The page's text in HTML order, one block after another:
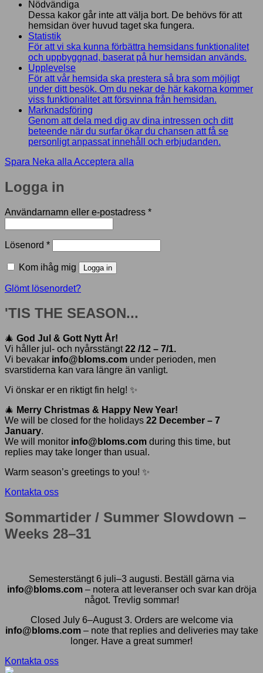
Nödvändiga
Dessa kakor går inte att välja bort. De behövs för att
hemsidan över huvud taget ska fungera.
Statistik
För att vi ska kunna förbättra hemsidans funktionalitet
och uppbyggnad, baserat på hur hemsidan används.
Upplevelse
För att vår hemsida ska prestera så bra som möjligt
under ditt besök. Om du nekar de här kakorna kommer
viss funktionalitet att försvinna från hemsidan.
Marknadsföring
Genom att dela med dig av dina intressen och ditt
beteende när du surfar ökar du chansen att få se
personligt anpassat innehåll och erbjudanden.
Spara Neka alla Acceptera alla
Logga in
Användarnamn eller e-postadress *Obligatoriskt
Lösenord *Obligatoriskt
Kom ihåg mig Logga in
Glömt lösenordet?
'TIS THE SEASON...
🎄 God Jul & Gott Nytt År!
Vi håller jul- och nyårsstängt22 /12 – 7/1.
Vi bevakar info@bloms.com under perioden, men
svarstiderna kan vara längre än vanligt.
Vi önskar er en riktigt fin helg! ✨
🎄 Merry Christmas & Happy New Year!
We will be closed for the holidays 22 December – 7
January.
We will monitor info@bloms.com during this time, but
replies may take longer than usual.
Warm season’s greetings to you! ✨
Kontakta oss
Sommartider / Summer Slowdown –
Weeks 28–31
Semesterstängt 6 juli–3 augusti. Beställ gärna via
info@bloms.com– notera att leveranser och svar kan dröja
något. Trevlig sommar!
Closed July 6–August 3. Orders are welcome via
info@bloms.com– note that replies and deliveries may take
longer. Have a great summer!
Kontakta oss